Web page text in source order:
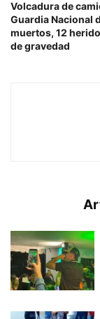
Volcadura de
Guardia Nacional
muertos, 12
de gravedad